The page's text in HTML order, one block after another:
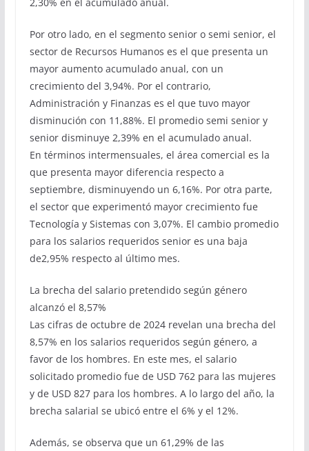
2,30% en el acumulado anual.
Por otro lado, en el segmento senior o semi senior, el
sector de Recursos Humanos es el que presenta un
mayor aumento acumulado anual, con un
crecimiento del 3,94%. Por el contrario,
Administración y Finanzas es el que tuvo mayor
disminución con 11,88%. El promedio semi senior y
senior disminuye 2,39% en el acumulado anual.
En términos intermensuales, el área comercial es la
que presenta mayor diferencia respecto a
septiembre, disminuyendo un 6,16%. Por otra parte,
el sector que experimentó mayor crecimiento fue
Tecnología y Sistemas con 3,07%. El cambio promedio
para los salarios requeridos senior es una baja
de2,95% respecto al último mes.
La brecha del salario pretendido según género
alcanzó el 8,57%
Las cifras de octubre de 2024 revelan una brecha del
8,57% en los salarios requeridos según género, a
favor de los hombres. En este mes, el salario
solicitado promedio fue de USD 762 para las mujeres
y de USD 827 para los hombres. A lo largo del año, la
brecha salarial se ubicó entre el 6% y el 12%.
Además, se observa que un 61,29% de las